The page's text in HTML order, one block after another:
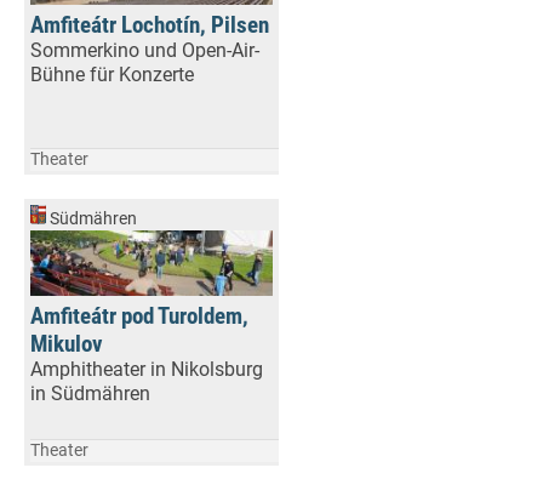
Amfiteátr Lochotín, Pilsen
Sommerkino und Open-Air-
Bühne für Konzerte
Theater
Südmähren
Amfiteátr pod Turoldem,
Mikulov
Amphitheater in Nikolsburg
in Südmähren
Theater